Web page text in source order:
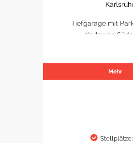
Tiefgarage mit
Karlsruhe
Mehr
Stellplätze: